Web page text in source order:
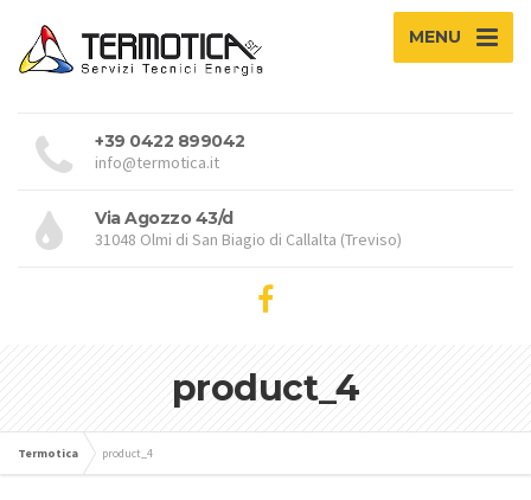
MENU
+39 0422 899042
info@termotica.it
Via Agozzo 43/d
31048 Olmi di San Biagio di Callalta (Treviso)
product_4
Termotica product_4